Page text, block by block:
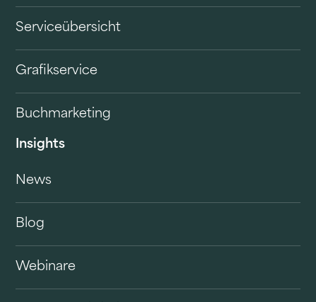
Serviceübersicht
Grafikservice
Buchmarketing
Insights
News
Blog
Webinare